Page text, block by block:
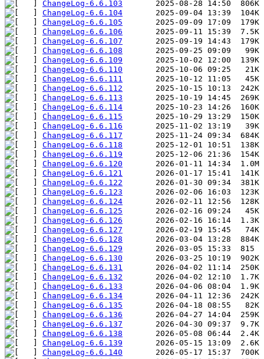
ChangeLog-6.6.103
ChangeLog-6.6.104
ChangeLog-6.6.105
ChangeLog-6.6.106
ChangeLog-6.6.107
ChangeLog-6.6.108
ChangeLog-6.6.109
ChangeLog-6.6.110
ChangeLog-6.6.111
ChangeLog-6.6.112
ChangeLog-6.6.113
ChangeLog-6.6.114
ChangeLog-6.6.115
ChangeLog-6.6.116
ChangeLog-6.6.117
ChangeLog-6.6.118
ChangeLog-6.6.119
ChangeLog-6.6.120
ChangeLog-6.6.121
ChangeLog-6.6.122
ChangeLog-6.6.123
ChangeLog-6.6.124
ChangeLog-6.6.125
ChangeLog-6.6.126
ChangeLog-6.6.127
ChangeLog-6.6.128
ChangeLog-6.6.129
ChangeLog-6.6.130
ChangeLog-6.6.131
ChangeLog-6.6.132
ChangeLog-6.6.133
ChangeLog-6.6.134
ChangeLog-6.6.135
ChangeLog-6.6.136
ChangeLog-6.6.137
ChangeLog-6.6.138
ChangeLog-6.6.139
ChangeLog-6.6.140